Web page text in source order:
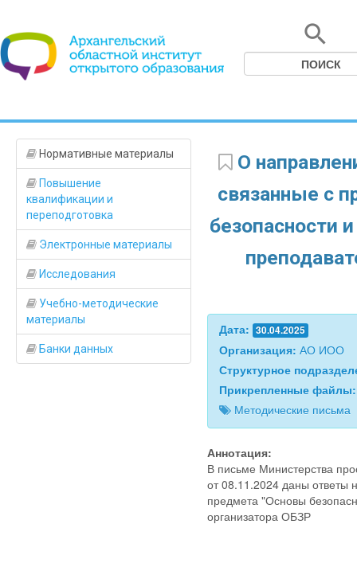
Нормативные материалы
Повышение
квалификации и
переподготовка
Электронные материалы
Исследования
Учебно-методические
материалы
Банки данных
О
связанные с
безопасности
Дата: 30.04.2025
Организация: АО ИОО
Структурное
Прикрепленные
Методические письма
Аннотация:
В письме Министерства
от 08.11.2024 даны ответы
предмета "Основы
организатора ОБЗР